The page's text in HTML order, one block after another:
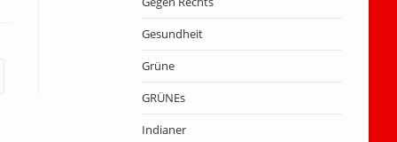
nächsten Seite
Gesundheit
Grüne
GRÜNEs
Indianer